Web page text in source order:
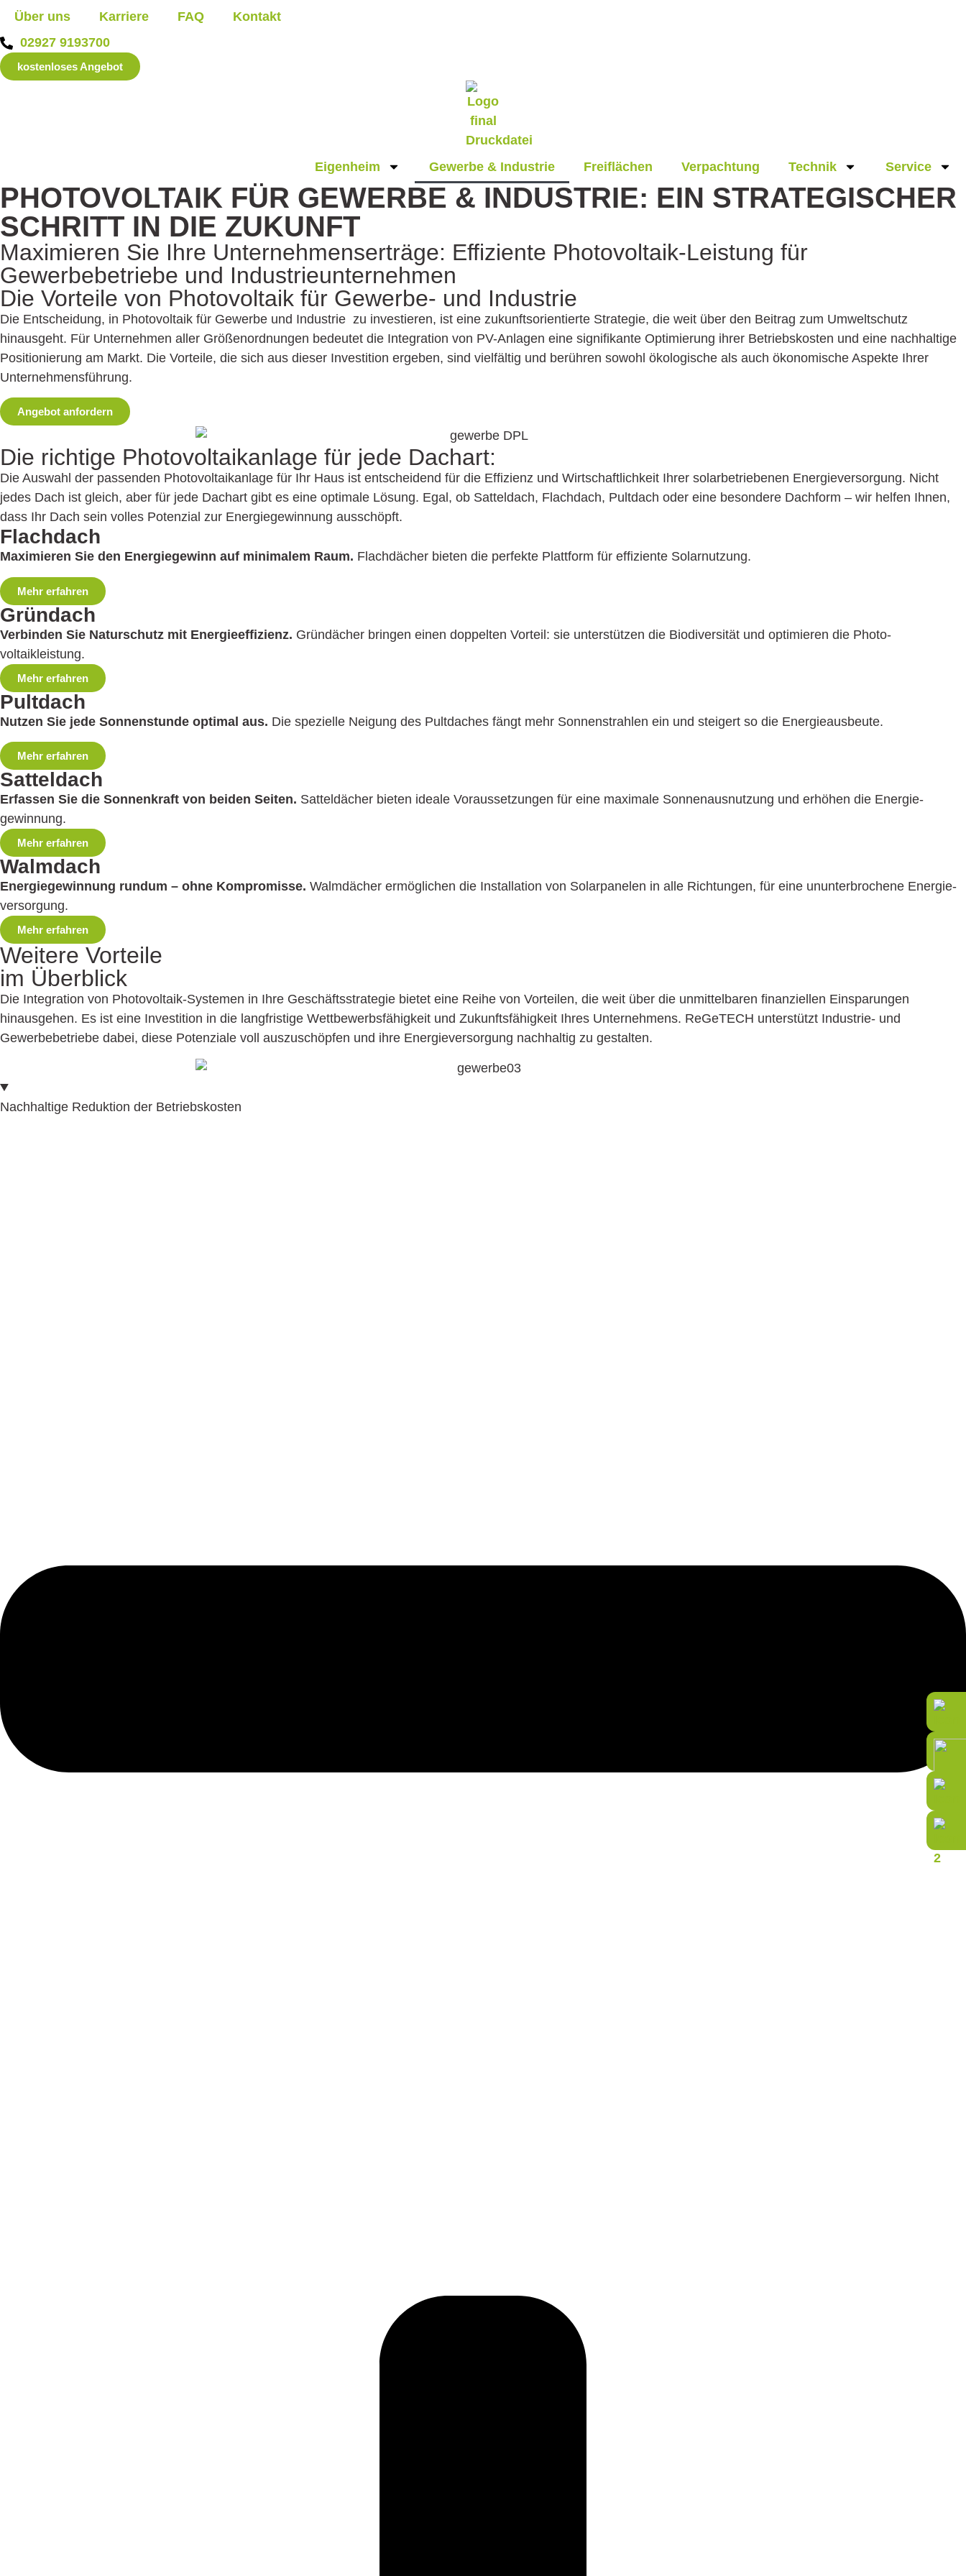
Über uns Karriere FAQ
Kontakt
02927 9193700
kostenloses Angebot
Eigenheim Gewerbe & Industrie Freiflächen Verpachtung Technik Service
PHOTOVOLTAIK FÜR GEWERBE & INDUSTRIE: EIN STRATE­GISCHER
SCHRITT IN DIE ZUKUNFT
Maximieren Sie Ihre Unternehmenserträge: Effiziente Photovoltaik-Leistung für
Gewerbebetriebe und Industrieunternehmen
Die Vorteile von Photo­voltaik für Gewerbe- und Industrie
Die Entscheidung, in Photovoltaik für Gewerbe und Industrie zu investieren, ist eine zukunftsorientierte Strategie, die weit über den Beitrag zum Umweltschutz
hinausgeht. Für Unternehmen aller Größenordnungen bedeutet die Integration von PV-Anlagen eine signifikante Optimierung ihrer Betriebskosten und eine nachhaltige
Positionierung am Markt. Die Vorteile, die sich aus dieser Investition ergeben, sind vielfältig und berühren sowohl ökologische als auch ökonomische Aspekte Ihrer
Unternehmensführung.
Angebot anfordern
Die richtige Photovoltaik­anlage für jede Dachart:
Die Auswahl der passenden Photovoltaik­anlage für Ihr Haus ist entscheidend für die Effizienz und Wirtschaftlichkeit Ihrer solarbetriebenen Energieversorgung. Nicht
jedes Dach ist gleich, aber für jede Dachart gibt es eine optimale Lösung. Egal, ob Satteldach, Flachdach, Pultdach oder eine besondere Dachform – wir helfen Ihnen,
dass Ihr Dach sein volles Potenzial zur Energiegewinnung aus­schöpft.
Flachdach
Maximieren Sie den Energiegewinn auf minimalem Raum. Flachdächer bieten die perfekte Plattform für effiziente Solar­nutzung.
Mehr erfahren
Gründach
Verbinden Sie Naturschutz mit Energie­effizienz. Gründächer bringen einen doppelten Vorteil: sie unterstützen die Biodiversität und optimieren die Photo­
voltaikleistung.
Mehr erfahren
Pultdach
Nutzen Sie jede Sonnenstunde optimal aus. Die spezielle Neigung des Pultdaches fängt mehr Sonnenstrahlen ein und steigert so die Energieausbeute.
Mehr erfahren
Satteldach
Erfassen Sie die Sonnenkraft von beiden Seiten. Satteldächer bieten ideale Voraus­setzungen für eine maximale Sonnenaus­nutzung und erhöhen die Energie­
gewinnung.
Mehr erfahren
Walmdach
Energiegewinnung rundum – ohne Kompromisse. Walmdächer ermöglichen die Installation von Solarpanelen in alle Richtungen, für eine ununterbrochene Energie­
versorgung.
Mehr erfahren
Weitere Vorteile
im Überblick
Die Integration von Photovoltaik-Systemen in Ihre Geschäftsstrategie bietet eine Reihe von Vorteilen, die weit über die unmittelbaren finanziellen Einsparungen
hinausgehen. Es ist eine Investition in die langfristige Wettbewerbsfähigkeit und Zukunftsfähigkeit Ihres Unternehmens. ReGeTECH unterstützt Industrie- und
Gewerbebetriebe dabei, diese Potenziale voll auszuschöpfen und ihre Energieversorgung nachhaltig zu gestalten.
Nachhaltige Reduktion der Betriebskosten